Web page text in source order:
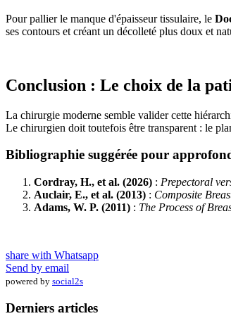
Pour pallier le manque d'épaisseur tissulaire, le
ses contours et créant un décolleté plus doux et
Conclusion : Le choix de la
La chirurgie moderne semble valider cette
Le chirurgien doit toutefois être transparent : le
Bibliographie suggérée pour
Cordray, H., et al. (2026) : Prepectoral
Auclair, E., et al. (2013) : Composite
Adams, W. P. (2011) : The Process of
share with Whatsapp
Send by email
powered by social2s
Derniers articles